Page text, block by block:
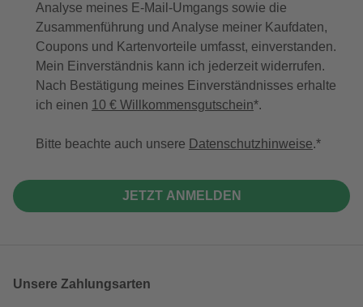
Analyse meines E-Mail-Umgangs sowie die
Zusammenführung und Analyse meiner Kaufdaten,
Coupons und Kartenvorteile umfasst, einverstanden.
Mein Einverständnis kann ich jederzeit widerrufen.
Nach Bestätigung meines Einverständnisses erhalte
ich einen 10 € Willkommensgutschein*.
Bitte beachte auch unsere Datenschutzhinweise.
JETZT ANMELDEN
Unsere Zahlungsarten